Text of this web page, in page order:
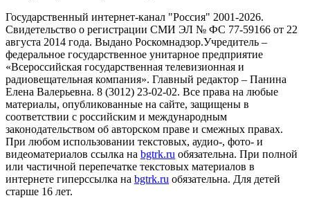
Государственный интернет-канал "Россия" 2001-2026.
Cвидетельство о регистрации СМИ ЭЛ № ФС 77-59166 от 22
августа 2014 года. Выдано Роскомнадзор.Учредитель –
федеральное государственное унитарное предприятие
«Всероссийская государственная телевизионная и
радиовещательная компания». Главный редактор – Панина
Елена Валерьевна. 8 (3012) 23-02-02. Все права на любые
материалы, опубликованные на сайте, защищены в
соответствии с российским и международным
законодательством об авторском праве и смежных правах.
При любом использовании текстовых, аудио-, фото- и
видеоматериалов ссылка на bgtrk.ru обязательна. При полной
или частичной перепечатке текстовых материалов в
интернете гиперссылка на bgtrk.ru обязательна. Для детей
старше 16 лет.